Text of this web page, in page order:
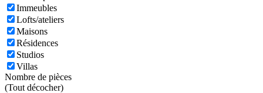
Immeubles
Lofts/ateliers
Maisons
Résidences
Studios
Villas
Nombre de pièces
(Tout décocher)